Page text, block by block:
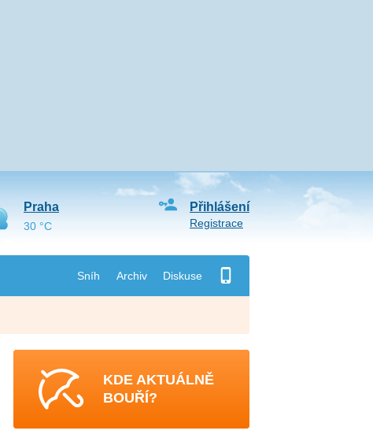
Sníh Archiv Diskuse
Přihlášení
Registrace
Praha
30 °C
KDE AKTUÁLNĚ
BOUŘÍ?